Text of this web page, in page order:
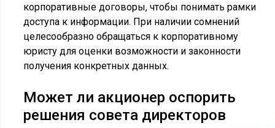
корпоративные договоры, чтобы понимать рамки
доступа к информации. При наличии сомнений
целесообразно обращаться к корпоративному
юристу для оценки возможности и законности
получения конкретных данных.
Может ли акционер оспорить
решения совета директоров